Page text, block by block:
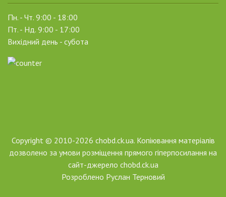
Пн. - Чт. 9:00 - 18:00
Пт. - Нд. 9:00 - 17:00
Вихідний день - субота
Copyright © 2010-2026 chobd.ck.ua. Копіювання матеріалів
дозволено за умови розміщення прямого гіперпосилання на
сайт-джерело chobd.ck.ua
Розроблено Руслан Терновий